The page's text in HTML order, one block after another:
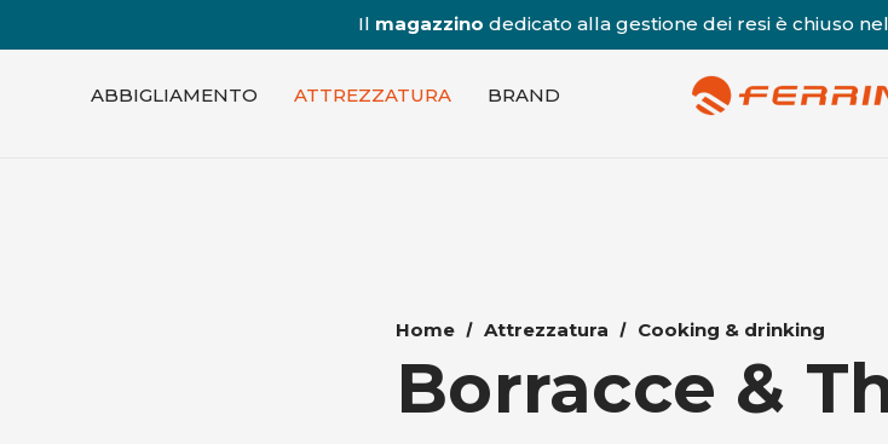
Il magazzino dedicato alla gestione dei resi è chiuso
ABBIGLIAMENTO ATTREZZATURA BRAND
Home Attrezzatura Cooking & drinking
Borracce &